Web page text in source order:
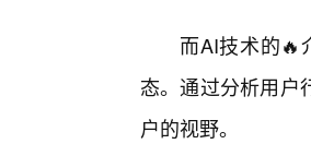
而AI技术的🔥
态。通过分析用户
户的视野。